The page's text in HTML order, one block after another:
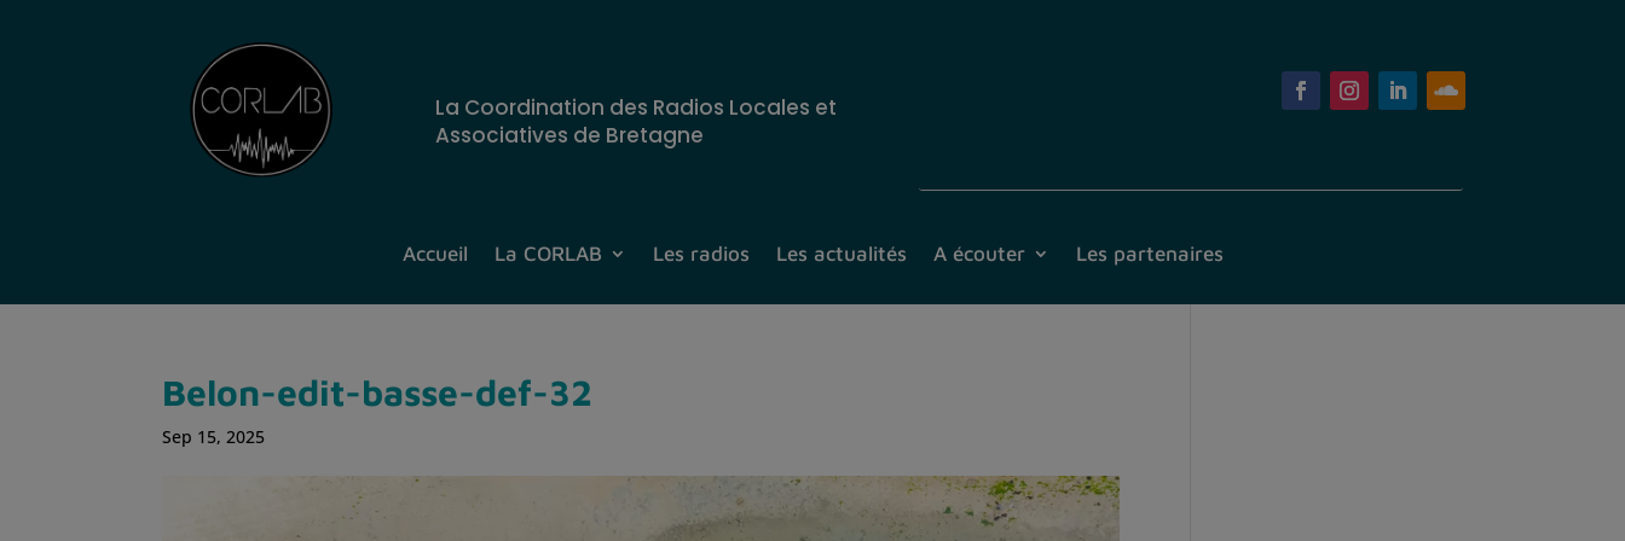
La Coordination des Radios Locales et
Associatives de Bretagne
Accueil La CORLAB Les radios Les actualités A écouter Les partenaires
Belon-edit-basse-def-32
Sep 15, 2025